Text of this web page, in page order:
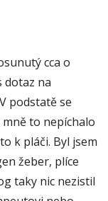
cca o
dotaz na
podstatě se
to nepíchalo
k pláči. Byl jsem
žeber, plíce
taky nic nezistil